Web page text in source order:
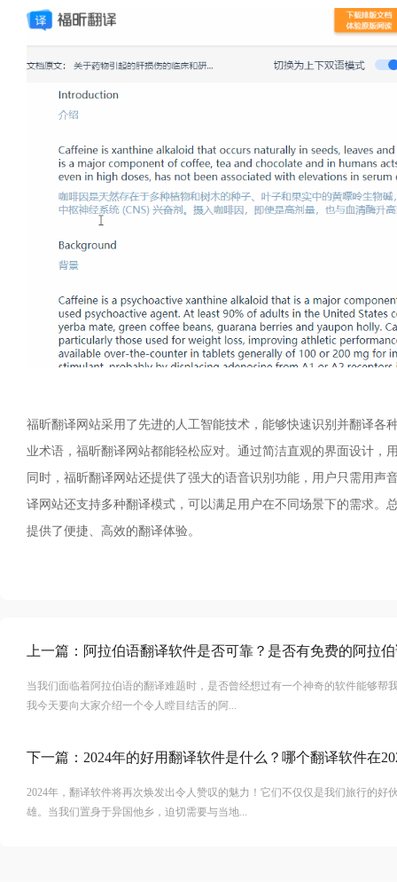
福昕翻译网站采用了先进的人工智能技术，能够快速识别并翻译
业术语，福昕翻译网站都能轻松应对。通过简洁直观的界面设计
同时，福昕翻译网站还提供了强大的语音识别功能，用户只需用
译网站还支持多种翻译模式，可以满足用户在不同场景下的需求
提供了便捷、高效的翻译体验。
上一篇： 阿拉伯语翻译软件是否可靠？是否有免费的阿拉
当我们面临着阿拉伯语的翻译难题时，是否曾经想过有一个神奇的软件能够帮
我今天要向大家介绍一个令人瞠目结舌的阿...
下一篇： 2024年的好用翻译软件是什么？哪个翻译软件在
2024年，翻译软件将再次焕发出令人赞叹的魅力！它们不仅仅是我们旅行的好
雄。当我们置身于异国他乡，迫切需要与当地...